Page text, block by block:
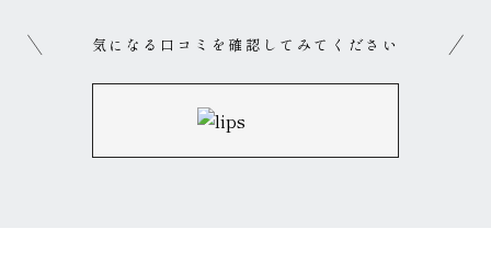
気になる口コミを確認してみてください